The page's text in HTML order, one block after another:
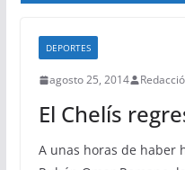
DEPORTES
agosto 25, 2014
El Chelís
A unas horas de haber